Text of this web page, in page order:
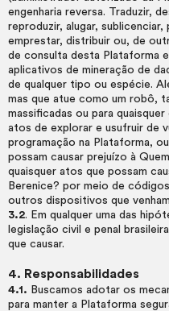
engenharia reversa. Traduzir,
reproduzir, alugar, sublicenciar,
emprestar, distribuir ou, de
de consulta desta Plataforma
aplicativos de mineração de
de qualquer tipo ou espécie.
mas que atue como um robô,
massificadas ou para
atos de explorar e usufruir de
programação na Plataforma,
possam causar prejuízo à
quaisquer atos que possam
Berenice? por meio de
outros dispositivos que
3.2. Em qualquer uma das
legislação civil e penal
que causar.
4. Responsabilidades
4.1. Buscamos adotar os
para manter a Plataforma